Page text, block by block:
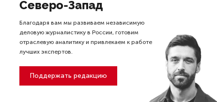
Северо-Запад
Благодаря вам мы развиваем независимую
деловую журналистику в России, готовим
отраслевую аналитику и привлекаем к работе
лучших экспертов.
Поддержать редакцию